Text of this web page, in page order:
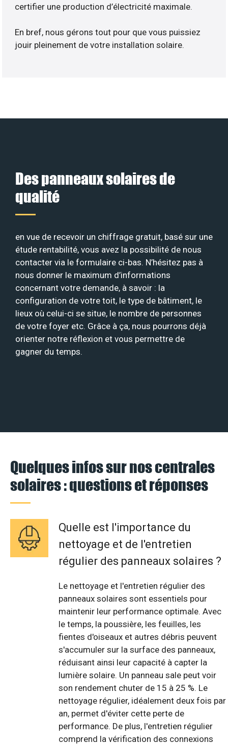
certifier une production d’électricité maximale.
En bref, nous gérons tout pour que vous puissiez
jouir pleinement de votre installation solaire.
Des panneaux solaires de
qualité
en vue de recevoir un chiffrage gratuit, basé sur une
étude rentabilité, vous avez la possibilité de nous
contacter via le formulaire ci-bas. N’hésitez pas à
nous donner le maximum d’informations
concernant votre demande, à savoir : la
configuration de votre toit, le type de bâtiment, le
lieux où celui-ci se situe, le nombre de personnes
de votre foyer etc. Grâce à ça, nous pourrons déjà
orienter notre réflexion et vous permettre de
gagner du temps.
Quelques infos sur nos centrales
solaires : questions et réponses
Quelle est l'importance du
nettoyage et de l'entretien
régulier des panneaux solaires ?
Le nettoyage et l'entretien régulier des
panneaux solaires sont essentiels pour
maintenir leur performance optimale. Avec
le temps, la poussière, les feuilles, les
fientes d'oiseaux et autres débris peuvent
s'accumuler sur la surface des panneaux,
réduisant ainsi leur capacité à capter la
lumière solaire. Un panneau sale peut voir
son rendement chuter de 15 à 25 %. Le
nettoyage régulier, idéalement deux fois par
an, permet d'éviter cette perte de
performance. De plus, l'entretien régulier
comprend la vérification des connexions